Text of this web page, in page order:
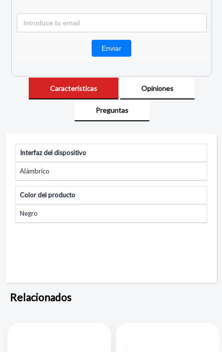
Características Opiniones
Preguntas
Interfaz del dispositivo
Alámbrico
Color del producto
Negro
Relacionados